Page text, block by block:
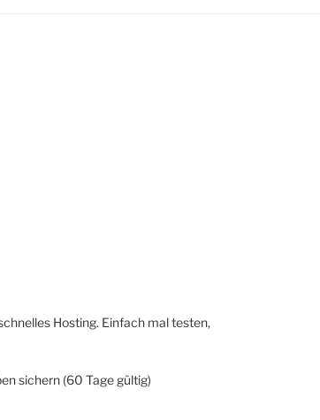
Hosting. Einfach mal testen,
sichern (60 Tage gültig)